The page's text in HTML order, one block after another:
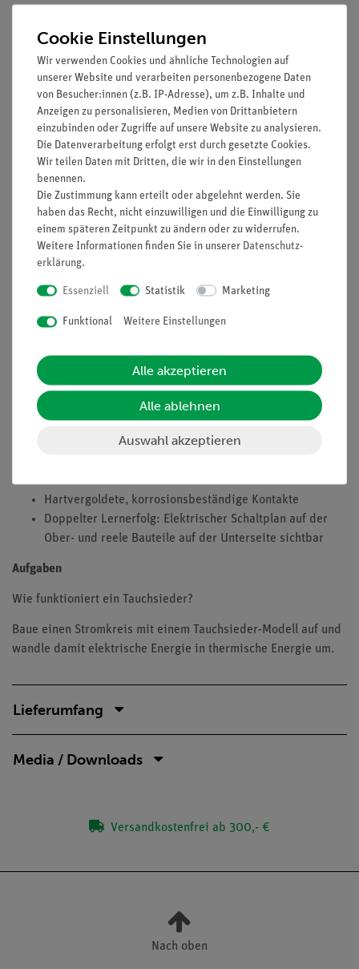
sind den Schülern aus dem Alltag bekannt, und sie haben auch
schon mit Glühlampen experimentiert und deren Leucht- bzw.
Lichtwirkung als Maß für die elektrische Stromstärke genutzt.
Bei diesem Versuch kommt es darauf an, dass ihnen bewusst
wird, dass bei all diesen Vorgängen elektrische Energie in
thermische Energie in Form von Wärme umgewandelt wird.
Je nach den Vorkenntnissen der Schüler kann in der
Auswertung im einfachsten Fall das Phänomen oder bei
erhöhtem theoretischen Anspruch die Energiebilanz
thematisiert werden.
=Qmit
Die Wärmekapazität des Glasgefäßes muss bei der
Auswertung berücksichtigt werden:
Vorteile
Keine zusätzlichen Kabelverbindungen zwischen den
Bausteinen nötig - übersichtlicherer und schnellerer
Bausteine
Hartvergoldete, korrosionsbeständige Kontakte
Doppelter Lernerfolg: Elektrischer Schaltplan auf der
Ober- und reele Bauteile auf der Unterseite sichtbar
Aufgaben
Wie funktioniert ein Tauchsieder?
Baue einen Stromkreis mit einem Tauchsieder-Modell auf und
wandle damit elektrische Energie in thermische Energie um.
Lieferumfang
Media / Downloads
Versandkostenfrei ab 300,- €
Nach oben
Cookie Einstellungen
Wir verwenden Cookies und ähnliche Technologien auf
unserer Website und verarbeiten personenbezogene Daten
von Besucher:innen (z.B. IP-Adresse), um z.B. Inhalte und
Anzeigen zu personalisieren, Medien von Drittanbietern
einzubinden oder Zugriffe auf unsere Website zu analysieren.
Die Datenverarbeitung erfolgt erst durch gesetzte Cookies.
Wir teilen Daten mit Dritten, die wir in den Einstellungen
benennen.
Die Zustimmung kann erteilt oder abgelehnt werden. Sie
haben das Recht, nicht einzuwilligen und die Einwilligung zu
einem späteren Zeitpunkt zu ändern oder zu widerrufen.
Weitere Informationen finden Sie in unserer Daten­schutz­
erklärung.
Essenziell Statistik Marketing
Funktional Weitere Einstellungen
Alle akzeptieren
Alle ablehnen
Auswahl akzeptieren